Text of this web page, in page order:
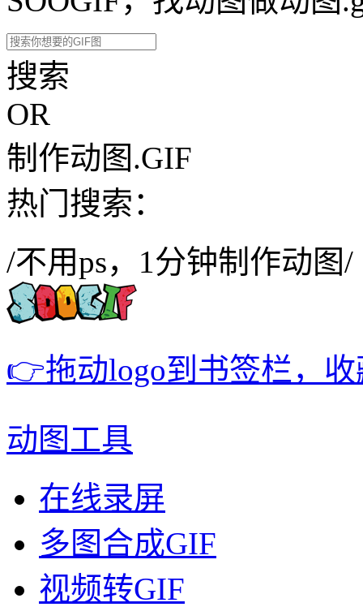
搜索
OR
制作动图.GIF
热门搜索：
/不用ps，1分钟制作动图/
👉拖动logo到书签栏，
动图工具
在线录屏
多图合成GIF
视频转GIF